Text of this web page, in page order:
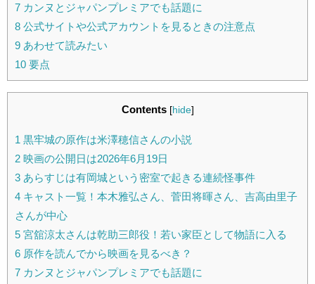
7 カンヌとジャパンプレミアでも話題に
8 公式サイトや公式アカウントを見るときの注意点
9 あわせて読みたい
10 要点
Contents [hide]
1 黒牢城の原作は米澤穂信さんの小説
2 映画の公開日は2026年6月19日
3 あらすじは有岡城という密室で起きる連続怪事件
4 キャスト一覧！本木雅弘さん、菅田将暉さん、吉高由里子
さんが中心
5 宮舘涼太さんは乾助三郎役！若い家臣として物語に入る
6 原作を読んでから映画を見るべき？
7 カンヌとジャパンプレミアでも話題に